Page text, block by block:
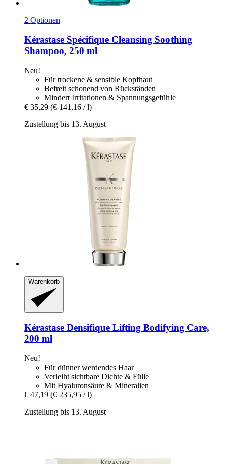
2 Optionen
Kérastase Spécifique Cleansing Soothing
Shampoo, 250 ml
Neu!
Für trockene & sensible Kopfhaut
Befreit schonend von Rückständen
Mindert Irritationen & Spannungsgefühle
€ 35,29 (€ 141,16 / l)
Zustellung bis 13. August
Warenkorb
Kérastase Densifique Lifting Bodifying Care,
200 ml
Neu!
Für dünner werdendes Haar
Verleiht sichtbare Dichte & Fülle
Mit Hyaluronsäure & Mineralien
€ 47,19 (€ 235,95 / l)
Zustellung bis 13. August